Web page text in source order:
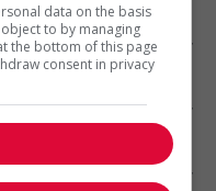
data on the basis
to by managing
the bottom of this page
consent in privacy